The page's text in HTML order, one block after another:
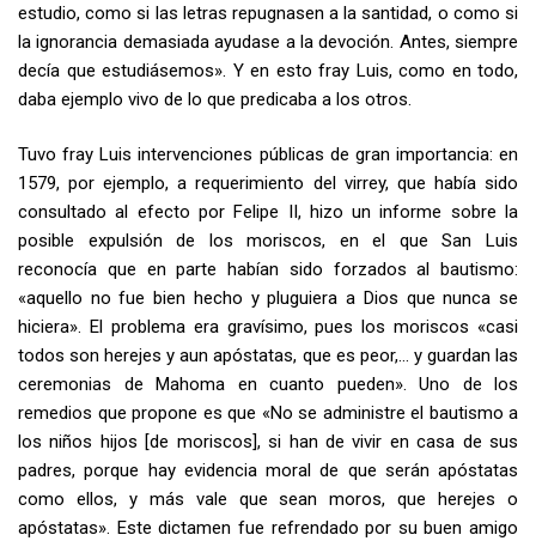
estudio, como si las letras repugnasen a la santidad, o como si
la ignorancia demasiada ayudase a la devoción. Antes, siempre
decía que estudiásemos». Y en esto fray Luis, como en todo,
daba ejemplo vivo de lo que predicaba a los otros.
Tuvo fray Luis intervenciones públicas de gran importancia: en
1579, por ejemplo, a requerimiento del virrey, que había sido
consultado al efecto por Felipe II, hizo un informe sobre la
posible expulsión de los moriscos, en el que San Luis
reconocía que en parte habían sido forzados al bautismo:
«aquello no fue bien hecho y pluguiera a Dios que nunca se
hiciera». El problema era gravísimo, pues los moriscos «casi
todos son herejes y aun apóstatas, que es peor,… y guardan las
ceremonias de Mahoma en cuanto pueden». Uno de los
remedios que propone es que «No se administre el bautismo a
los niños hijos [de moriscos], si han de vivir en casa de sus
padres, porque hay evidencia moral de que serán apóstatas
como ellos, y más vale que sean moros, que herejes o
apóstatas». Este dictamen fue refrendado por su buen amigo